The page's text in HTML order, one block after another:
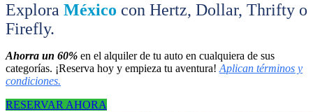
Explora México con Hertz, Dollar, Thrifty o
Firefly.
Ahorra un 60% en el alquiler de tu auto en cualquiera de sus
categorías. ¡Reserva hoy y empieza tu aventura! Aplican términos y
condiciones.
RESERVAR AHORA